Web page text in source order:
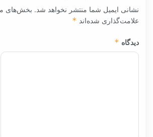
نشانی ایمیل شما منتشر نخواهد شد. بخش‌های
علامت‌گذاری شده‌اند *
دیدگاه *